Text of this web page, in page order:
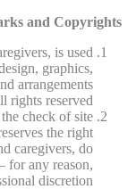
and Copyrights
is used
graphics,
arrangements
rights reserved.
check of site
the right
caregivers, do
for any reason,
discretion.